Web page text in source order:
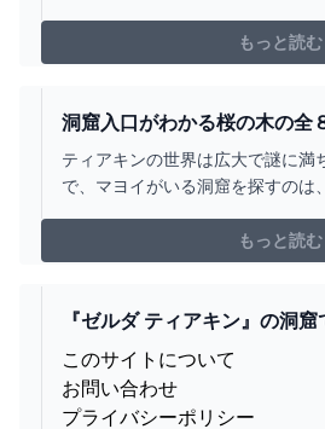
料理を食べたり、装備などで物音
もっと読む
洞窟入口がわかる桜の木の全
所【ティアキン】
ティアキンの世界は広大で謎に満
で、マヨイがいる洞窟を探すのは
らの洞窟ですが、桜の木を探すこ
ないマヨイがいる洞窟を見つける
もっと読む
『ゼルダ ティアキン』の洞
のって…│SWITCH速報
このサイトについて
お問い合わせ
プライバシーポリシー